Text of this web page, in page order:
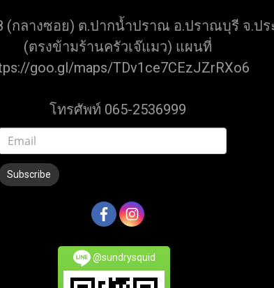
(กลางซอย) ต.ปากน้ำปราณ อ.ปราณบุรี จ.ป
(ตรงข้ามร้านครัวเจ๊แมว) แผนที่
goo.gl/maps/TDv1ce7CEzJZrRXo6
โทรศัพท์ 065-2536999
Subscribe
@sundrysquid